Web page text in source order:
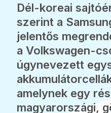
Dél-koreai
szerint a
jelentős
a Volkswagen-
úgynevezett
amelynek egy
magyarországi,